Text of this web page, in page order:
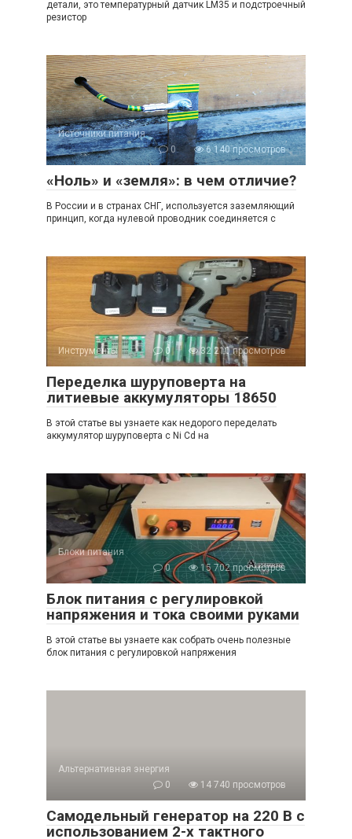
детали, это температурный датчик LM35 и подстроечный
резистор
Источники питания
0
6 140 просмотров
«Ноль» и «земля»: в чем отличие?
В России и в странах СНГ, используется заземляющий
принцип, когда нулевой проводник соединяется с
Инструменты 0 32 210 просмотров
Переделка шуруповерта на
литиевые аккумуляторы 18650
В этой статье вы узнаете как недорого переделать
аккумулятор шуруповерта с Ni Cd на
Блоки питания
0
15 702 просмотров
Блок питания с регулировкой
напряжения и тока своими руками
В этой статье вы узнаете как собрать очень полезные
блок питания с регулировкой напряжения
Альтернативная энергия
0
14 740 просмотров
Самодельный генератор на 220 В с
использованием 2-х тактного